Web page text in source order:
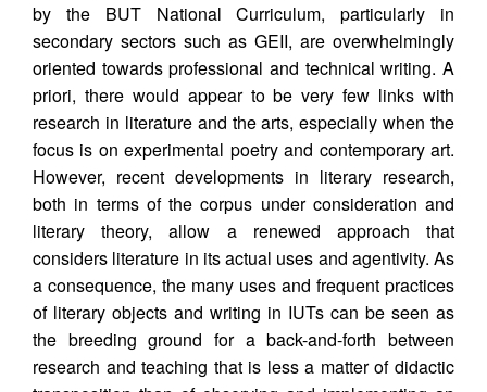
by the BUT National Curriculum, particularly in
secondary sectors such as GEII, are overwhelmingly
oriented towards professional and technical writing. A
priori, there would appear to be very few links with
research in literature and the arts, especially when the
focus is on experimental poetry and contemporary art.
However, recent developments in literary research,
both in terms of the corpus under consideration and
literary theory, allow a renewed approach that
considers literature in its actual uses and agentivity. As
a consequence, the many uses and frequent practices
of literary objects and writing in IUTs can be seen as
the breeding ground for a back-and-forth between
research and teaching that is less a matter of didactic